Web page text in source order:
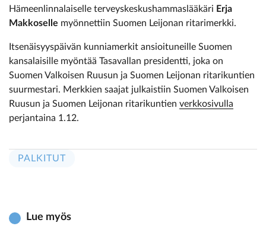
Hämeenlinnalaiselle terveyskeskushammaslääkäri Erja
Makkoselle myönnettiin Suomen Leijonan ritarimerkki.
Itsenäisyyspäivän kunniamerkit ansioituneille Suomen
kansalaisille myöntää Tasavallan presidentti, joka on
Suomen Valkoisen Ruusun ja Suomen Leijonan ritarikuntien
suurmestari. Merkkien saajat julkaistiin Suomen Valkoisen
Ruusun ja Suomen Leijonan ritarikuntien verkkosivulla
perjantaina 1.12.
PALKITUT
Lue myös